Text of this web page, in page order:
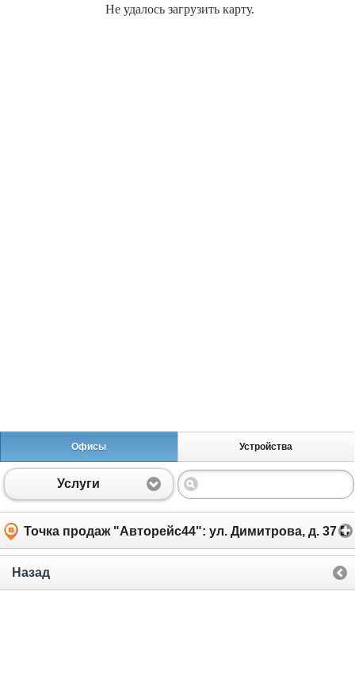
Не удалось загрузить карту.
Офисы Устройства
Услуги
Точка продаж "Авторейс44": ул. Димитрова, д. 37 Б
Назад